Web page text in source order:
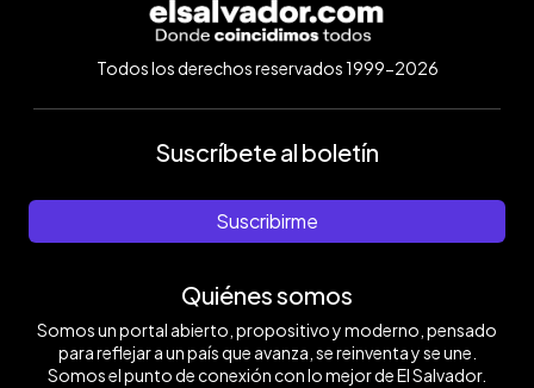
Todos los derechos reservados 1999-2026
Suscríbete al boletín
Suscribirme
Quiénes somos
Somos un portal abierto, propositivo y moderno, pensado
para reflejar a un país que avanza, se reinventa y se une.
Somos el punto de conexión con lo mejor de El Salvador.